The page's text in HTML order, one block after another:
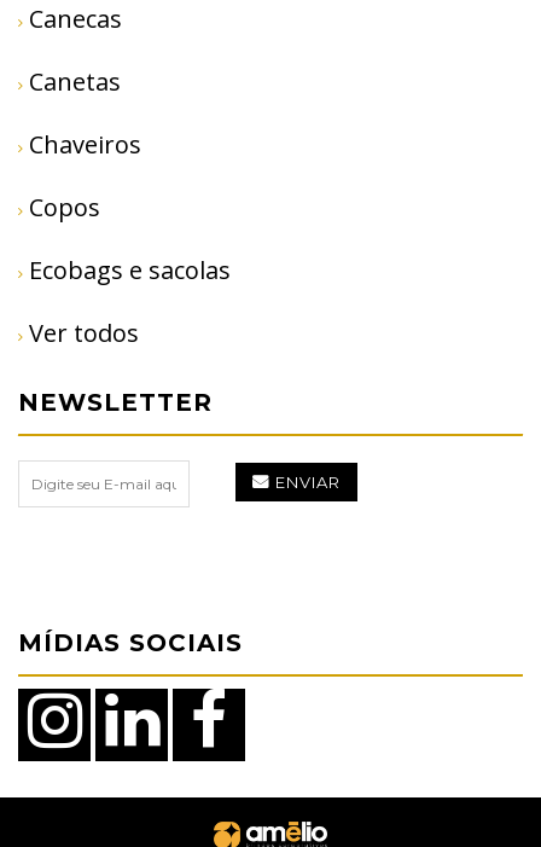
Canecas
Canetas
Chaveiros
Copos
Ecobags e sacolas
Ver todos
NEWSLETTER
ENVIAR
MÍDIAS SOCIAIS